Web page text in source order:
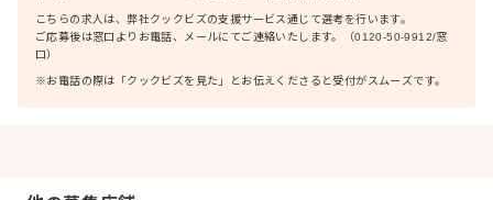
こちらの求人は、弊社クックビズの支援サービス通じて選考を行います。
ご応募後は窓口よりお電話、メールにてご連絡いたします。（0120-50-9912/窓
口）
※お電話の際は「クックビズを見た」とお伝えくださると受付がスムーズです。